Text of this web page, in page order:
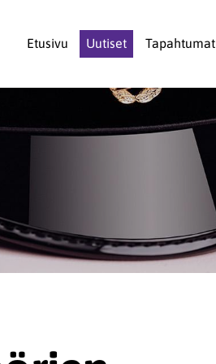
Etusivu Uutiset Tapahtumat